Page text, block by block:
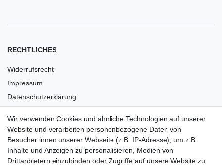
RECHTLICHES
Widerrufsrecht
Impressum
Datenschutzerklärung
Barrierefreiheit
Anleitungen
Wir verwenden Cookies und ähnliche Technologien auf unserer
Website und verarbeiten personenbezogene Daten von
Besucher:innen unserer Webseite (z.B. IP-Adresse), um z.B.
Inhalte und Anzeigen zu personalisieren, Medien von
Drittanbietern einzubinden oder Zugriffe auf unsere Website zu